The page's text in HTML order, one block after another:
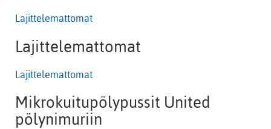
Lajittelemattomat
Lajittelemattomat
Lajittelemattomat
Mikrokuitupölypussit United
pölynimuriin